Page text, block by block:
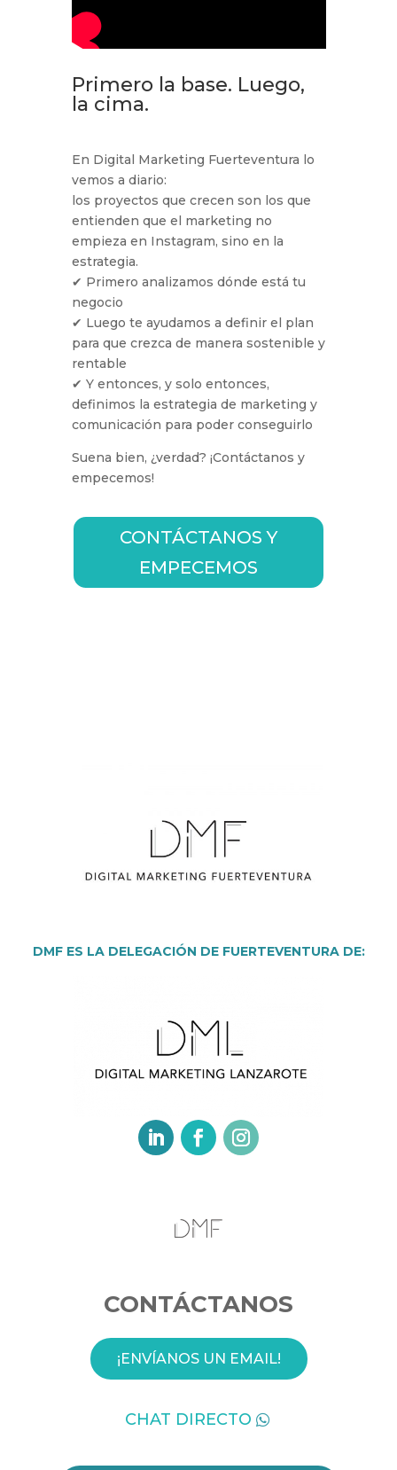
Primero la base. Luego,
la cima.
En Digital Marketing Fuerteventura lo
vemos a diario:
los proyectos que crecen son los que
entienden que el marketing no
empieza en Instagram, sino en la
estrategia.
✔ Primero analizamos dónde está tu
negocio
✔ Luego te ayudamos a definir el plan
para que crezca de manera sostenible y
rentable
✔ Y entonces, y solo entonces,
definimos la estrategia de marketing y
comunicación para poder conseguirlo
Suena bien, ¿verdad? ¡Contáctanos y
empecemos!
CONTÁCTANOS Y
EMPECEMOS
DMF ES LA DELEGACIÓN DE FUERTEVENTURA DE:
CONTÁCTANOS
¡ENVÍANOS UN EMAIL!
CHAT DIRECTO